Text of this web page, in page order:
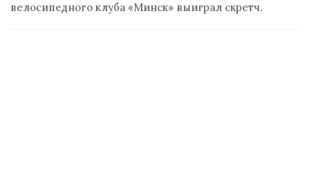
велосипедного клуба «Минск» выиграл скретч.